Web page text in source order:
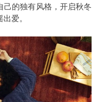
己的独有风格，开启秋冬
爱。